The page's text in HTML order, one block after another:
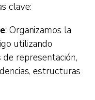
clave:
: Organizamos la
utilizando
representación,
estructuras